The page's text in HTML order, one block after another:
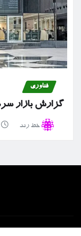
فناوری
گزارش بازار سرمایه
خط رند